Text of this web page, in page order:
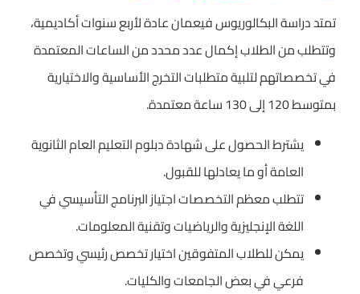
تمتد دراسة البكالوريوس فيعمان عادة لأربع سنوات أكاديمية،
وتتطلب من الطلاب إكمال عدد محدد من الساعات المعتمدة
في تخصصاتهم لتلبية متطلبات التخرج الأساسية والاختيارية
بمتوسط 120 إلى 130 ساعة معتمدة.
يشترط الحصول على شهادة دبلوم التعليم العام الثانوية
العامة أو ما يعادلها للقبول.
تتطلب معظم التخصصات اجتياز البرنامج التأسيسي في
اللغة الإنجليزية والرياضيات وتقنية المعلومات.
يمكن للطلاب المتفوقين اختيار تخصص رئيسي وتخصص
فرعي في بعض الجامعات والكليات.